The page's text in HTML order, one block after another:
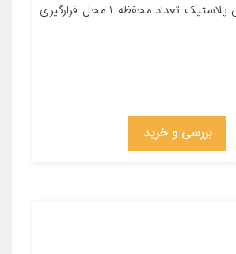
وزن ۹۰ گرم جنس پلاستیک تعداد محفظه ۱ محل قرارگیری
بررسی و خرید